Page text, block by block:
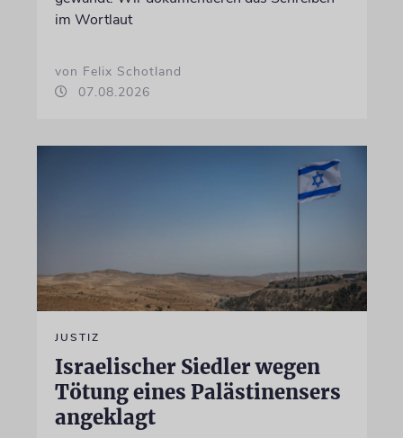
im Wortlaut
von Felix Schotland
07.08.2026
JUSTIZ
Israelischer Siedler wegen
Tötung eines Palästinensers
angeklagt